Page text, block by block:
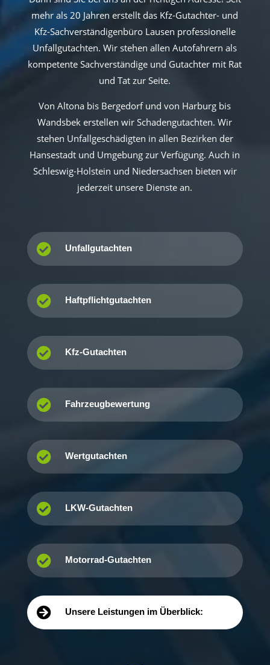
mehr als 20 Jahren erstellt das Kfz-Gutachter- und
Kfz-Sachverständigenbüro Lausen professionelle
Unfallgutachten. Wir stehen allen Autofahrern als
kompetente Sachverständige und Gutachter mit Rat
und Tat zur Seite.
Von Altona bis Bergedorf und von Harburg bis
Wandsbek erstellen wir Schadengutachten. Wir
stehen Unfallgeschädigten in allen Bezirken der
Hansestadt und Umgebung zur Verfügung. Auch in
Schleswig-Holstein und Niedersachsen bieten wir
jederzeit unsere Dienste an.
 Unfallgutachten
 Haftpflichtgutachten
 Kfz-Gutachten
 Fahrzeugbewertung
 Wertgutachten
 LKW-Gutachten
 Motorrad-Gutachten
 Unsere Leistungen im Überblick: